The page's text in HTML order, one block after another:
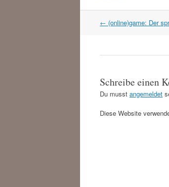
Artikel
← (online)game: Der
Schreibe einen
Du musst angemeldet
Diese Website